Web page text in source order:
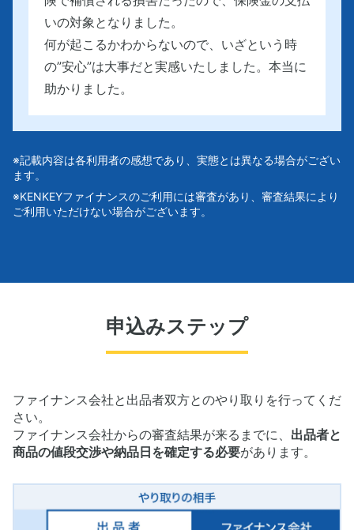
いの対象となりました。
何が起こるかわからないので、いざという時
の”安心”は大事だと実感いたしました。本当に
助かりました。
※記載内容は各利用者の感想であり、実態とは異なる場合がござい
ます。
※KENKEYファイナンスのご利用には審査があり、審査結果により
ご利用いただけない場合がございます。
申込みステップ
ファイナンス会社と出品者双方とのやり取りを行ってくだ
さい。
ファイナンス会社からの審査結果が来るまでに、 出品者と
商品の値段交渉や納品日を確定する必要があります。